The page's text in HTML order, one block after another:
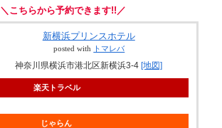
＼こちらから予約できます!!／
新横浜プリンスホテル
posted with トマレバ
神奈川県横浜市港北区新横浜3-4 [地図]
楽天トラベル
じゃらん